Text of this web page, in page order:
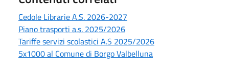
Cedole Librarie A.S. 2026-2027
Piano trasporti a.s. 2025/2026
Tariffe servizi scolastici A.S 2025/2026
5x1000 al Comune di Borgo Valbelluna